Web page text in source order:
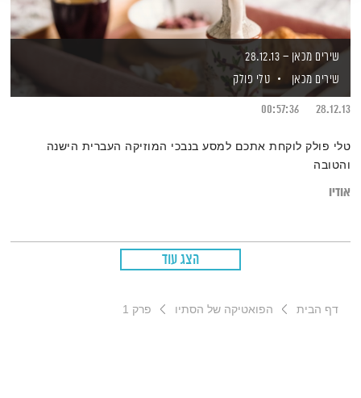
שירים מכאן – 28.12.13
שירים מכאן
טלי פולק
28.12.13
00:57:36
טלי פולק לוקחת אתכם למסע בנבכי המוזיקה העברית הישנה
והטובה
אודיו
הצג עוד
דף הבית הפואטיקה של הסתיו פרק 1